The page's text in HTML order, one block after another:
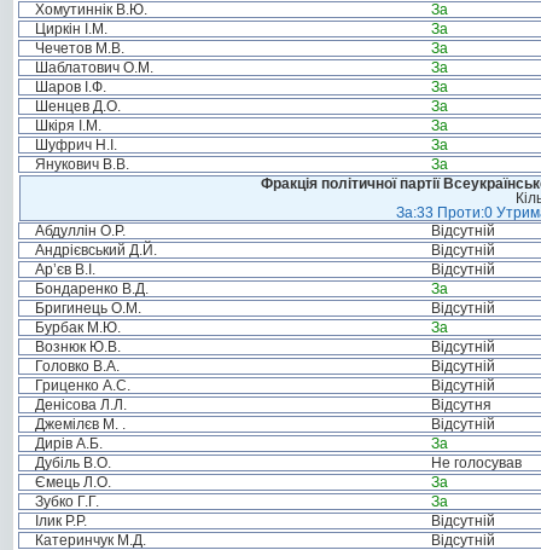
Хомутиннік В.Ю.
За
Циркін І.М.
За
Чечетов М.В.
За
Шаблатович О.М.
За
Шаров І.Ф.
За
Шенцев Д.О.
За
Шкіря І.М.
За
Шуфрич Н.І.
За
Янукович В.В.
За
Фракція політичної партії
За:33 Проти:0
Абдуллін О.Р.
Відсутній
Андрієвський Д.Й.
Відсутній
Ар’єв В.І.
Відсутній
Бондаренко В.Д.
За
Бригинець О.М.
Відсутній
Бурбак М.Ю.
За
Вознюк Ю.В.
Відсутній
Головко В.А.
Відсутній
Гриценко А.С.
Відсутній
Денісова Л.Л.
Відсутня
Джемілєв М. .
Відсутній
Дирів А.Б.
За
Дубіль В.О.
Не голосував
Ємець Л.О.
За
Зубко Г.Г.
За
Ілик Р.Р.
Відсутній
Катеринчук М.Д.
Відсутній